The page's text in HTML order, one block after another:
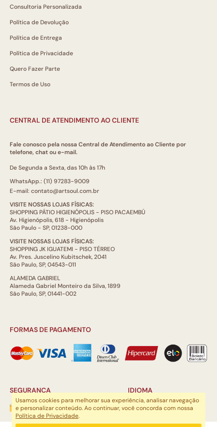
Consultoria Personalizada
Política de Devolução
Política de Entrega
Política de Privacidade
Quero Fazer Parte
Termos de Uso
CENTRAL DE ATENDIMENTO AO CLIENTE
Fale conosco pela nossa Central de Atendimento ao Cliente por
telefone, chat ou e-mail.
De Segunda a Sexta, das 10h às 17h
WhatsApp.: (11) 97283-9009
E-mail: contato@artsoul.com.br
VISITE NOSSAS LOJAS FÍSICAS:
SHOPPING PÁTIO HIGIENÓPOLIS - PISO PACAEMBÚ
Av. Higienópolis, 618 - Higienópolis
São Paulo - SP, 01238-000
VISITE NOSSAS LOJAS FÍSICAS:
SHOPPING JK IGUATEMI - PISO TÉRREO
Av. Pres. Juscelino Kubitschek, 2041
São Paulo, SP, 04543-011
ALAMEDA GABRIEL
Alameda Gabriel Monteiro da Silva, 1899
São Paulo, SP, 01441-002
FORMAS DE PAGAMENTO
SEGURANÇA IDIOMA
Usamos cookies para melhorar sua experiência, analisar navegação
e personalizar conteúdo. Ao continuar, você concorda com nossa
Política de Privacidade.